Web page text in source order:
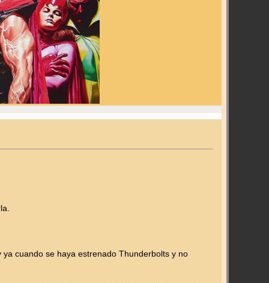
cuando se haya estrenado Thunderbolts y no